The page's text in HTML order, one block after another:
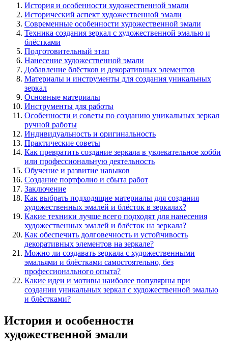
История и особенности художественной эмали
Исторический аспект художественной эмали
Современные особенности художественной эмали
Техника создания зеркал с художественной эмалью и
блёстками
Подготовительный этап
Нанесение художественной эмали
Добавление блёстков и декоративных элементов
Материалы и инструменты для создания уникальных
зеркал
Основные материалы
Инструменты для работы
Особенности и советы по созданию уникальных зеркал
ручной работы
Индивидуальность и оригинальность
Практические советы
Как превратить создание зеркала в увлекательное хобби
или профессиональную деятельность
Обучение и развитие навыков
Создание портфолио и сбыта работ
Заключение
Как выбрать подходящие материалы для создания
художественных эмалей и блёсток в зеркалах?
Какие техники лучше всего подходят для нанесения
художественных эмалей и блёсток на зеркала?
Как обеспечить долговечность и устойчивость
декоративных элементов на зеркале?
Можно ли создавать зеркала с художественными
эмальями и блёстками самостоятельно, без
профессионального опыта?
Какие идеи и мотивы наиболее популярны при
создании уникальных зеркал с художественной эмалью
и блёстками?
История и особенности
художественной эмали